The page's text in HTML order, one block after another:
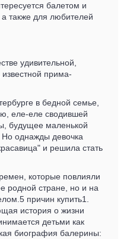
балетом и
также для любителей
удивительной,
прима-
в бедной семье,
еле-еле сводившей
будущее маленькой
однажды девочка
и решила стать
которые повлияли
родной стране, но и на
причин купить1.
история о жизни
детьми как
биография балерины: